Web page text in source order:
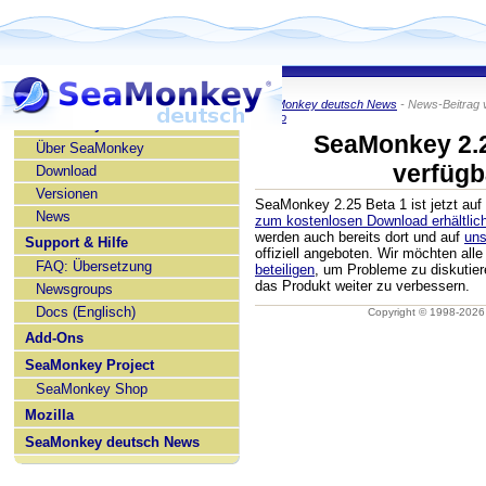
SeaMonkey deutsch
Über SeaMonkey
Download
Versionen
News
Support & Hilfe
FAQ: Übersetzung
Newsgroups
Docs (Englisch)
Add-Ons
SeaMonkey Project
SeaMonkey Shop
Mozilla
SeaMonkey deutsch News
SeaMonkey deutsch News - News-Beitrag
KaiRo
SeaMonkey
SeaMonkey 2.25 Beta 1 ist jetzt auf
zum kostenlosen Download
werden auch bereits dort und auf
offiziell angeboten. Wir möchten
beteiligen, um Probleme zu
das Produkt weiter zu verbessern.
Copyright © 1998-